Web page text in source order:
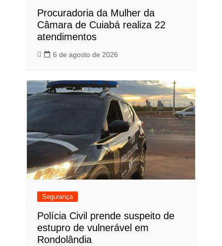
Procuradoria da Mulher da
Câmara de Cuiabá realiza 22
atendimentos
6 de agosto de 2026
Segurança
Polícia Civil prende suspeito de
estupro de vulnerável em
Rondolândia